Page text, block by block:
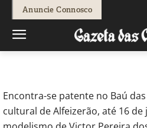
Anuncie Connosco
Redação - 25 de Abril, 2023
Encontra-se patente no Baú
cultural de Alfeizerão, até 16